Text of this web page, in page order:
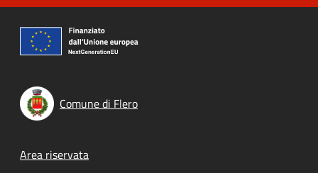
Comune di Flero
Footer menu
Area riservata